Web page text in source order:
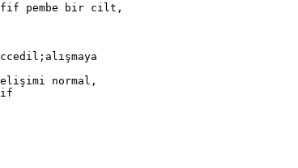
pembe bir cilt,
normal,